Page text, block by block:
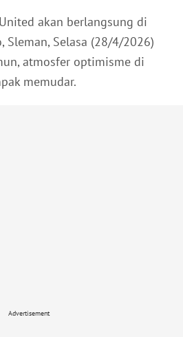
akan berlangsung di
Sleman, Selasa (28/4/2026)
atmosfer optimisme di
memudar.
Advertisement